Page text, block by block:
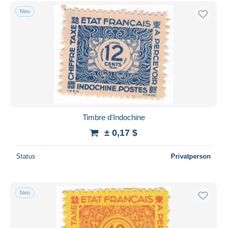
Neu
Timbre d'Indochine
± 0,17 $
Status Privatperson
Neu